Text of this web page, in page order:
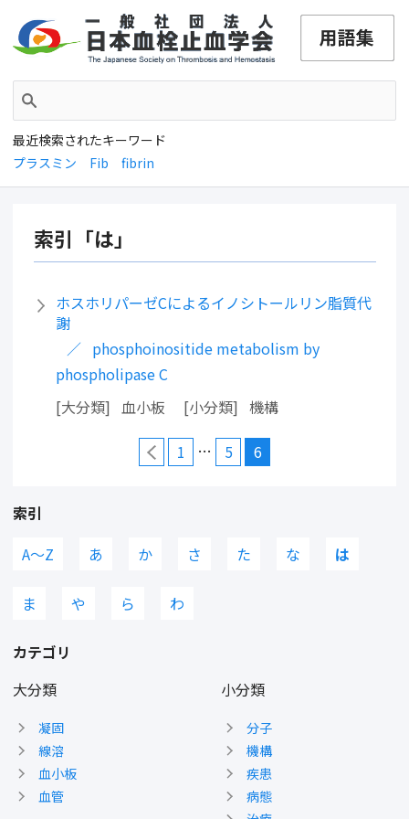
最近検索されたキーワード
プラスミン
Fib fibrin
索引「は」
ホスホリパーゼCによるイノシトールリン脂質代
謝
phosphoinositide metabolism by
phospholipase C
大分類
血小板 小分類 機構
1 … 5 6
索引
A〜Z
あ か さ た な は
ま や ら わ
カテゴリ
大分類
凝固
線溶
血小板
血管
小分類
分子
機構
疾患
病態